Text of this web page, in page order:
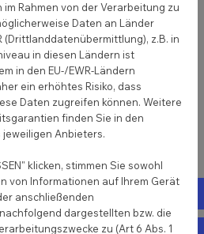
und täglich ausüben. Der
die Öffnung gebracht und
sicher arretiert werden.
Rahmen von der Verarbeitung zu
Daten an Länder
(Drittlanddatenübermittlung), z.B. in
in diesen Ländern ist
in den EU-/EWR-Ländern
ein erhöhtes Risiko, dass
Daten zugreifen können. Weitere
finden Sie in den
Anbieters.
klicken, stimmen Sie sowohl
von Informationen auf Ihrem Gerät
anschließenden
dargestellten bzw. die
zu (Art 6 Abs. 1